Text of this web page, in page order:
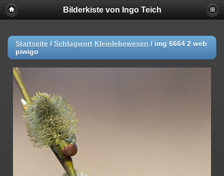
Bilderkiste von Ingo Teich
Startseite / Schlagwort Kleinlebewesen / img 6664 2 web
piwigo